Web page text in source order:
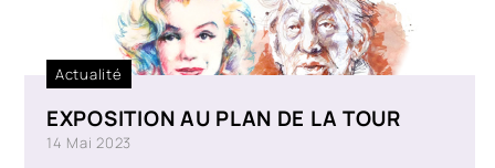
Actualité
EXPOSITION AU PLAN DE LA TOUR
14 Mai 2023